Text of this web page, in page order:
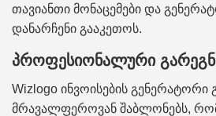
თავიანთი მონაცემები და
დანარჩენი გააკეთოს.
პროფესიონალური
Wizlogo ინვოისების გენერატორი
მრავალფეროვან შაბლონებს,